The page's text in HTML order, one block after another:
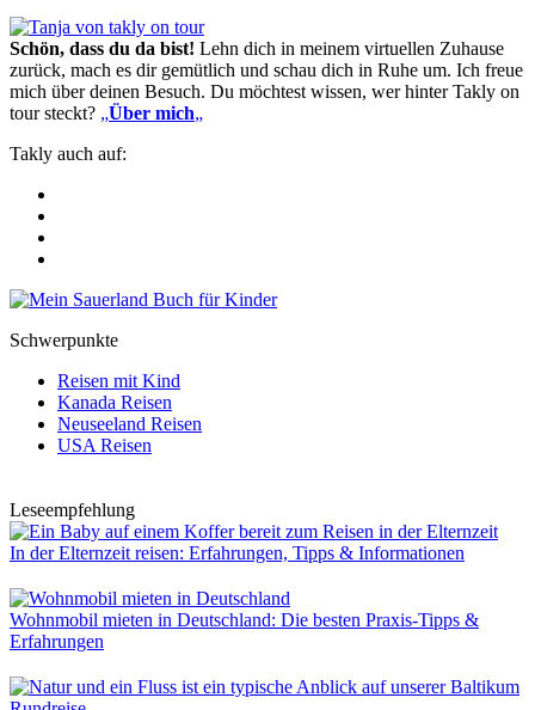
Schön, dass du da bist! Lehn dich in meinem virtuellen Zuhause
zurück, mach es dir gemütlich und schau dich in Ruhe um. Ich freue
mich über deinen Besuch. Du möchtest wissen, wer hinter Takly on
tour steckt? „Über mich„
Takly auch auf:
Schwerpunkte
Reisen mit Kind
Kanada Reisen
Neuseeland Reisen
USA Reisen
Leseempfehlung
In der Elternzeit reisen: Erfahrungen, Tipps & Informationen
Wohnmobil mieten in Deutschland: Die besten Praxis-Tipps &
Erfahrungen